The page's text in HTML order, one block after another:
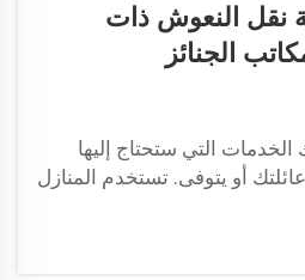
نقل النعوش ذات
الجنائز
الخدمات التي ستحتاج إليها
أو يتوفى. تستخدم المنازل
لضمان تنظيم جنازة سلسة،
من أهم حاملي النعوش...